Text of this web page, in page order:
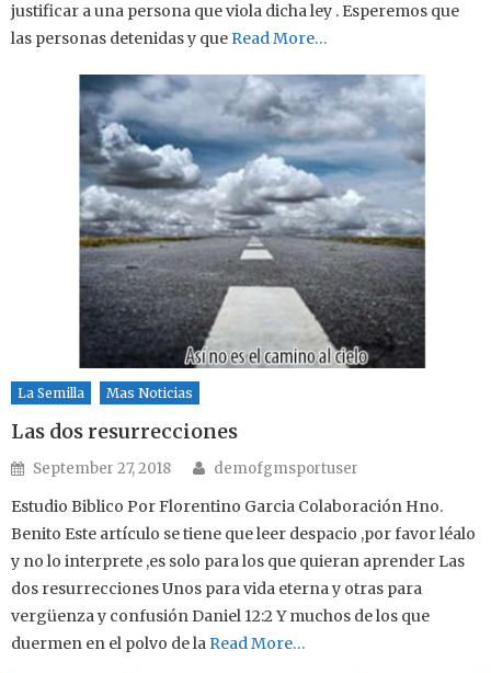
justificar a una persona que viola dicha ley . Esperemos que
las personas detenidas y que Read More…
La Semilla Mas Noticias
Las dos resurrecciones
Posted on
September 27, 2018 Author
demofgmsportuser
Estudio Biblico Por Florentino Garcia Colaboración Hno.
Benito Este artículo se tiene que leer despacio ,por favor léalo
y no lo interprete ,es solo para los que quieran aprender Las
dos resurrecciones Unos para vida eterna y otras para
vergüenza y confusión Daniel 12:2 Y muchos de los que
duermen en el polvo de la Read More…